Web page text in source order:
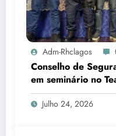
Adm-Rhclagos
Conselho de
em seminário no
Julho 24, 2026